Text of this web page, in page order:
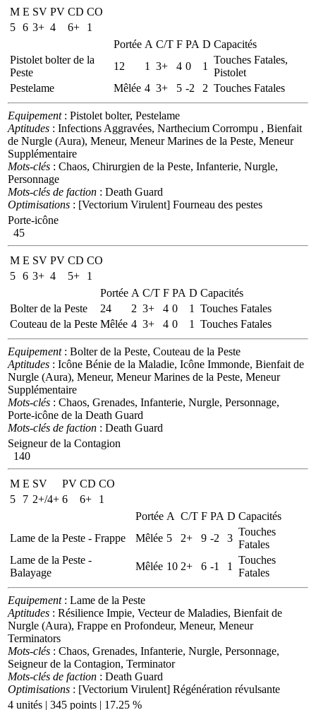
M E SV PV CD CO
5 6 3+ 4 6+
1
Portée A C/T F PA D Capacités
Pistolet bolter de la
Peste
12 1 3+ 4 0 1
Touches Fatales,
Pistolet
Pestelame
Mêlée 4 3+ 5 -2 2 Touches Fatales
Equipement: Pistolet bolter, Pestelame
Aptitudes : Infections Aggravées, Narthecium Corrompu , Bienfait
de Nurgle (Aura), Meneur, Meneur Marines de la Peste, Meneur
Supplémentaire
Mots-clés : Chaos, Chirurgien de la Peste, Infanterie, Nurgle,
Personnage
Mots-clés de faction : Death Guard
Optimisations : [Vectorium Virulent] Fourneau des pestes
Porte-icône
45
M E SV PV CD CO
5 6 3+ 4 5+
1
Portée A C/T F PA D Capacités
Bolter de la Peste
24 2 3+ 4 0 1
Touches Fatales
Couteau de la Peste Mêlée 4 3+ 4 0 1 Touches Fatales
Equipement: Bolter de la Peste, Couteau de la Peste
Aptitudes : Icône Bénie de la Maladie, Icône Immonde, Bienfait de
Nurgle (Aura), Meneur, Meneur Marines de la Peste, Meneur
Supplémentaire
Mots-clés : Chaos, Grenades, Infanterie, Nurgle, Personnage,
Porte-icône de la Death Guard
Mots-clés de faction : Death Guard
Seigneur de la Contagion
140
M E SV PV CD CO
5
7 2+/4+ 6 6+
1
Portée A C/T F PA D Capacités
Lame de la Peste - Frappe
Mêlée 5 2+ 9 -2 3
Touches
Fatales
Lame de la Peste -
Balayage
Mêlée 10 2+ 6 -1 1
Touches
Fatales
Equipement: Lame de la Peste
Aptitudes : Résilience Impie, Vecteur de Maladies, Bienfait de
Nurgle (Aura), Frappe en Profondeur, Meneur, Meneur
Terminators
Mots-clés : Chaos, Grenades, Infanterie, Nurgle, Personnage,
Seigneur de la Contagion, Terminator
Mots-clés de faction : Death Guard
Optimisations : [Vectorium Virulent] Régénération révulsante
4 unités | 345 points | 17.25 %